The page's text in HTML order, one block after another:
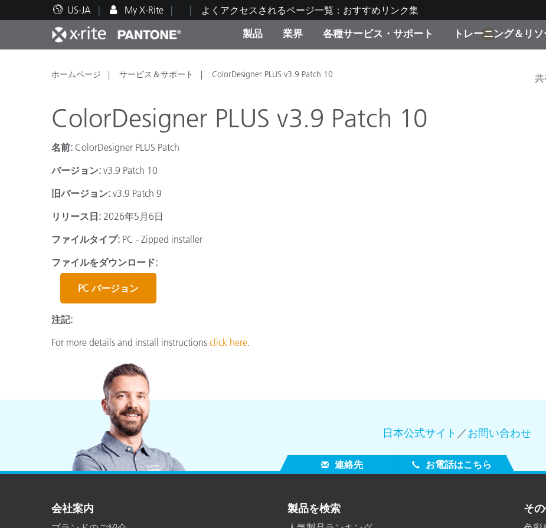
US-JA My X-Rite よくアクセスされるページ一覧：おすすめリンク集
製品
人気製品ランキング カテゴリ別
生産終了製品：アップグレ
キャンペーン
業界
印刷＆パッケージ印刷
自動車
プラスチック
塗料・塗装
ディスプレイメーカー＆プ
ンターメーカー対象 OEM ソ
各種サービス・サポート
テクニカルサポート 修理の流れ・サービス一覧
トレーニング＆リソ
教育関連資料 トレーニング
1
ホームページ サービス＆サポート ColorDesigner PLUS v3.9 Patch 10
ColorDesigner PLUS v3.9 Patch 10
名前: ColorDesigner PLUS Patch
バージョン: v3.9 Patch 10
旧バージョン: v3.9 Patch 9
リリース日: 2026年5月6日
ファイルタイプ: PC - Zipped installer
ファイルをダウンロード:
PC バージョン
注記:
For more details and install instructions click here.
日本公式サイト ／お問い合わせ
連絡先 お電話はこちら
会社案内 製品を検索 そ